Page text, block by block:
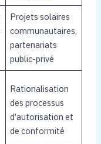
Projets solaires
communautaires,
partenariats
public-privé
Rationalisation
des processus
d’autorisation et
de conformité